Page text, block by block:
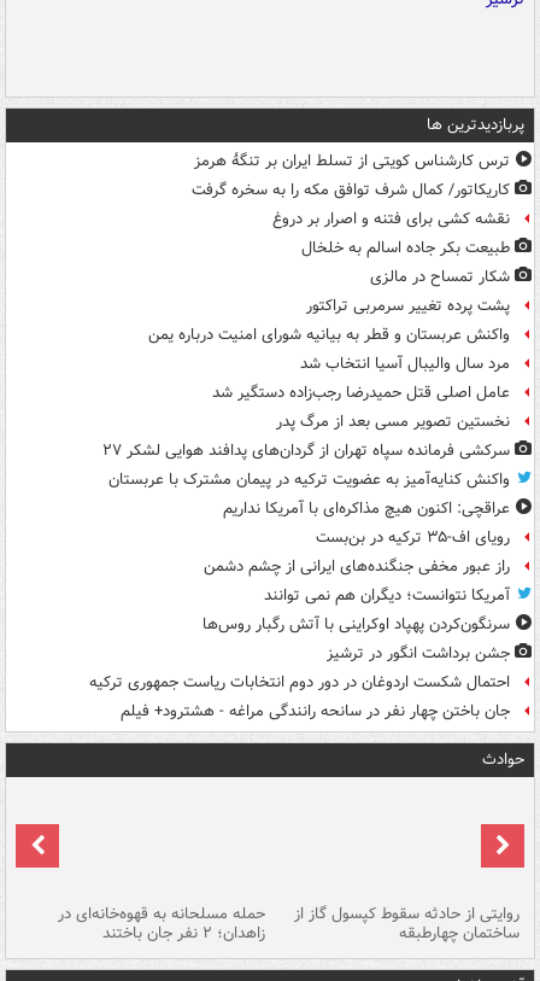
پربازدیدترین ها
ترس کارشناس کویتی از تسلط ایران بر تنگۀ هرمز
کاریکاتور/ کمال شرف توافق مکه را به سخره گرفت
نقشه کشی برای فتنه و اصرار بر دروغ
طبیعت بکر جاده اسالم به خلخال
شکار تمساح در مالزی
پشت پرده تغییر سرمربی تراکتور
واکنش عربستان و قطر به بیانیه شورای امنیت درباره یمن
مرد سال والیبال آسیا انتخاب شد
عامل اصلی قتل حمیدرضا رجب‌زاده دستگیر شد
نخستین تصویر مسی بعد از مرگ پدر
سرکشی فرمانده سپاه تهران از گردان‌های پدافند هوایی لشکر ۲۷
واکنش کنایه‌آمیز به عضویت ترکیه در پیمان مشترک با عربستان
عراقچی: اکنون هیچ مذاکره‌ای با آمریکا نداریم
رویای اف-۳۵ ترکیه در بن‌بست
راز عبور مخفی جنگنده‌های ایرانی از چشم دشمن
آمریکا نتوانست؛ دیگران هم نمی توانند
سرنگون‌کردن پهپاد اوکراینی با آتش رگبار روس‌ها
جشن برداشت انگور در ترشیز
احتمال شکست اردوغان در دور دوم انتخابات ریاست جمهوری ترکیه
جان باختن چهار نفر در سانحه رانندگی مراغه - هشترود+ فیلم
حوادث
روایتی از حادثه سقوط کپسول گاز از
ساختمان چهارطبقه
حمله مسلحانه به قهوه‌خانه‌ای در
زاهدان؛ ۲ نفر جان باختند